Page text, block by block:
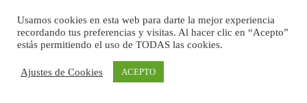
Usamos cookies en esta web para darte la mejor experiencia
recordando tus preferencias y visitas. Al hacer clic en “Acepto”
estás permitiendo el uso de TODAS las cookies.
Ajustes de Cookies ACEPTO